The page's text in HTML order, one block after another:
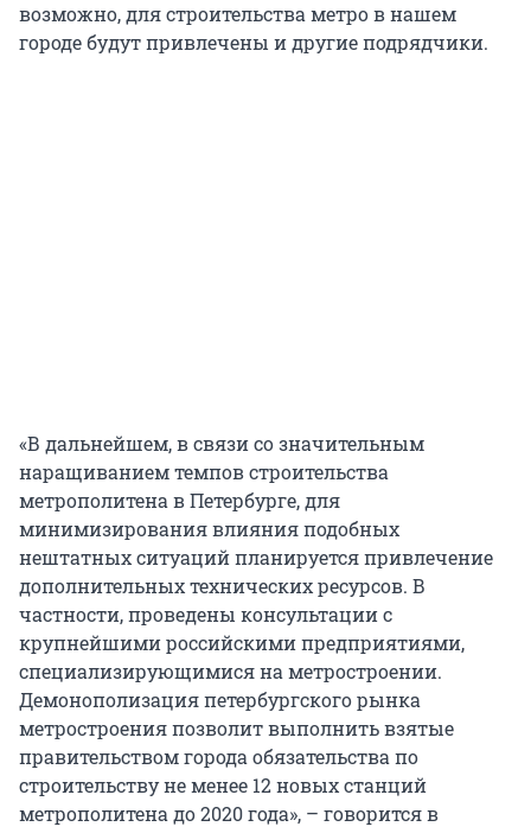
возможно, для строительства метро в нашем
городе будут привлечены и другие подрядчики.
«В дальнейшем, в связи со значительным
наращиванием темпов строительства
метрополитена в Петербурге, для
минимизирования влияния подобных
нештатных ситуаций планируется привлечение
дополнительных технических ресурсов. В
частности, проведены консультации с
крупнейшими российскими предприятиями,
специализирующимися на метростроении.
Демонополизация петербургского рынка
метростроения позволит выполнить взятые
правительством города обязательства по
строительству не менее 12 новых станций
метрополитена до 2020 года», – говорится в